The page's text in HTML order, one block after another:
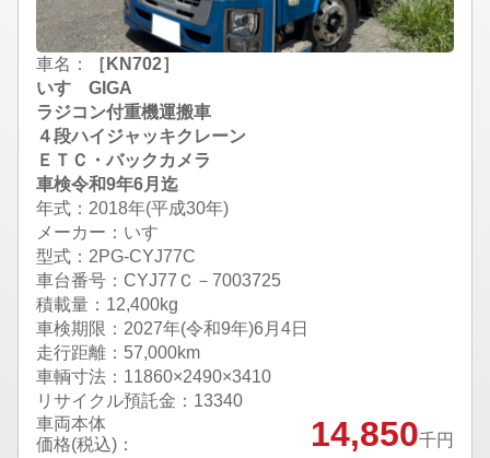
車名：
［KN702］
いすゞGIGA
ラジコン付重機運搬車
４段ハイジャッキクレーン
ＥＴＣ・バックカメラ
車検令和9年6月迄
年式：2018年(平成30年)
メーカー：いすゞ
型式：2PG-CYJ77C
車台番号：CYJ77Ｃ－7003725
積載量：12,400kg
車検期限： 2027年(令和9年)6月4日
走行距離：57,000km
車輌寸法：11860×2490×3410
リサイクル預託金：13340
車両本体
価格(税込)：
14,850千円